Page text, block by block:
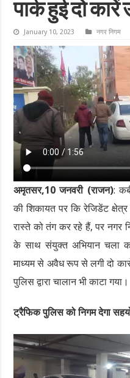
पार्क हुई दो कारें
January 10, 2023 नगर निगम
अमृतसर,10 जनवरी (राजन):
की शिकायत पर कि रेजिडेंट
रास्ते को तंग कर रहे हैं, पर नगर
के साथ संयुक्त अभियान चला
माध्यम से अवैध रूप से लगी दो
पुलिस द्वारा चालान भी काटा गया।
ट्रैफिक पुलिस को निगम देगा